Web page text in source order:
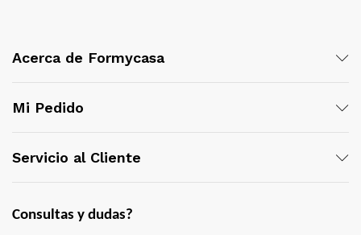
Acerca de Formycasa
Mi Pedido
Servicio al Cliente
Consultas y dudas?